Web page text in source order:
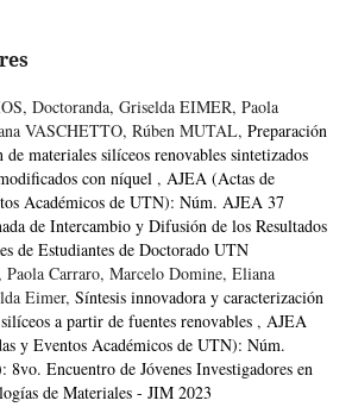
Doctoranda, Griselda EIMER, Paola
VASCHETTO, Rúben MUTAL, Preparación
de materiales silíceos renovables sintetizados
con níquel , AJEA (Actas de
Académicos de UTN): Núm. AJEA 37
de Intercambio y Difusión de los Resultados
de Estudiantes de Doctorado UTN
Paola Carraro, Marcelo Domine, Eliana
Eimer, Síntesis innovadora y caracterización
a partir de fuentes renovables , AJEA
y Eventos Académicos de UTN): Núm.
8vo. Encuentro de Jóvenes Investigadores en
de Materiales - JIM 2023